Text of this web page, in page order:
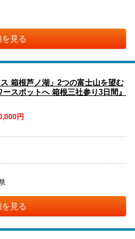
見る
箱根芦ノ湖」2つの富士山を望む
スポットへ 箱根三社参り3日間』
円
見る